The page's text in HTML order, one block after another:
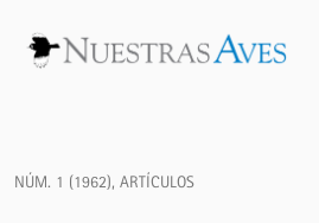
NÚM. 1 (1962), ARTÍCULOS